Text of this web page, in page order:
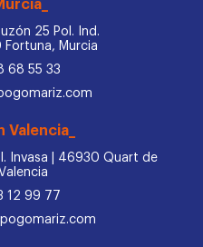
25 Pol. Ind.
Murcia
68 55 33
Valencia_
Invasa | 46930 Quart de
12 99 77